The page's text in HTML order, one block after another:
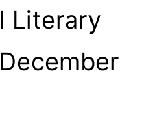
Literary